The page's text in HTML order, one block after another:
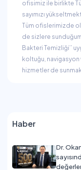
ofisimiz ile birlikte
sayımızı
Tüm ofislerimizde
de sizlere
Bakteri Temizliği’’
koltuğu, navigasyon
hizmetler de
Haber
Dr.